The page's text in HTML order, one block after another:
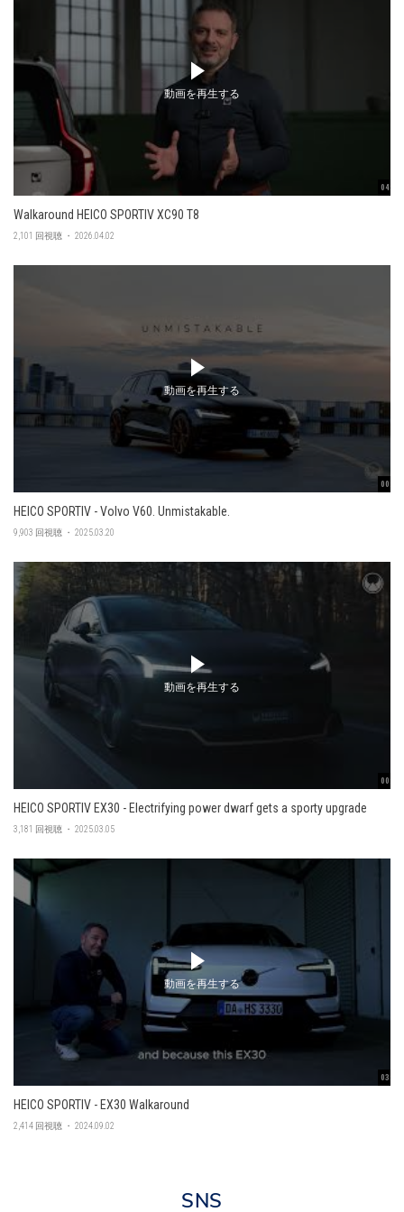
04:56
動画を再生する
Walkaround HEICO SPORTIV XC90 T8
2,101 回視聴 ・ 2026.04.02
00:47
動画を再生する
HEICO SPORTIV - Volvo V60. Unmistakable.
9,903 回視聴 ・ 2025.03.20
00:48
動画を再生する
HEICO SPORTIV EX30 - Electrifying power dwarf gets a sporty upgrade
3,181 回視聴 ・ 2025.03.05
03:45
動画を再生する
HEICO SPORTIV - EX30 Walkaround
2,414 回視聴 ・ 2024.09.02
SNS